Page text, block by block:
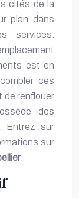
cités de la
plan dans
services.
est en
ces
de renflouer
des
Entrez sur
sur
.